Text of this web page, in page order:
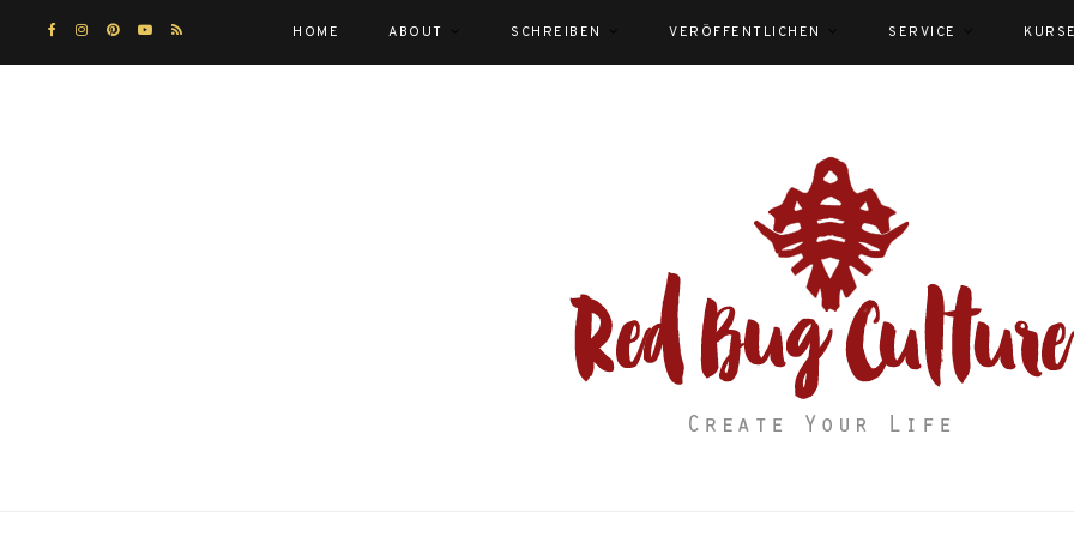
HOME ABOUT SCHREIBEN VERÖFFENTLICHEN SERVICE KURSE